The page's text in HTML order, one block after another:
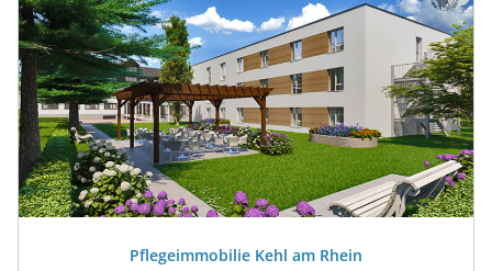
Pflegeimmobilie Kehl am Rhein